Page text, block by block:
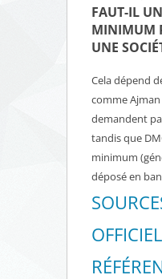
FAUT-IL
MINIMUM
UNE
Cela dépend
comme Ajman
demandent
tandis que
minimum
déposé en